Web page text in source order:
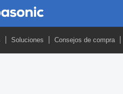
Soluciones Consejos de compra